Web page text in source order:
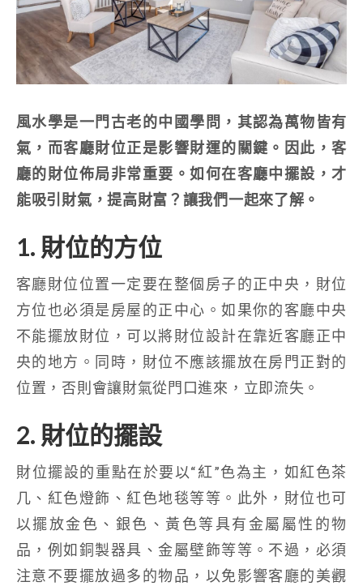
風水學是一門古老的中國學問，其認為萬物皆有
氣，而客廳財位正是影響財運的關鍵。因此，客
廳的財位佈局非常重要。如何在客廳中擺設，才
能吸引財氣，提高財富？讓我們一起來了解。
1. 財位的方位
客廳財位位置一定要在整個房子的正中央，財位
方位也必須是房屋的正中心。如果你的客廳中央
不能擺放財位，可以將財位設計在靠近客廳正中
央的地方。同時，財位不應該擺放在房門正對的
位置，否則會讓財氣從門口進來，立即流失。
2. 財位的擺設
財位擺設的重點在於要以“紅”色為主，如紅色茶
几、紅色燈飾、紅色地毯等等。此外，財位也可
以擺放金色、銀色、黃色等具有金屬屬性的物
品，例如銅製器具、金屬壁飾等等。不過，必須
注意不要擺放過多的物品，以免影響客廳的美觀